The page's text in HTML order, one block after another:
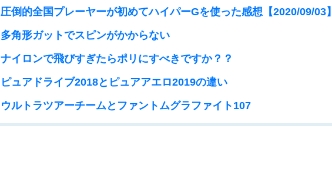
圧倒的全国プレーヤーが初めてハイパーGを使った感想【2020/09/03】
多角形ガットでスピンがかからない
ナイロンで飛びすぎたらポリにすべきですか？？
ピュアドライブ2018とピュアアエロ2019の違い
ウルトラツアーチームとファントムグラファイト107